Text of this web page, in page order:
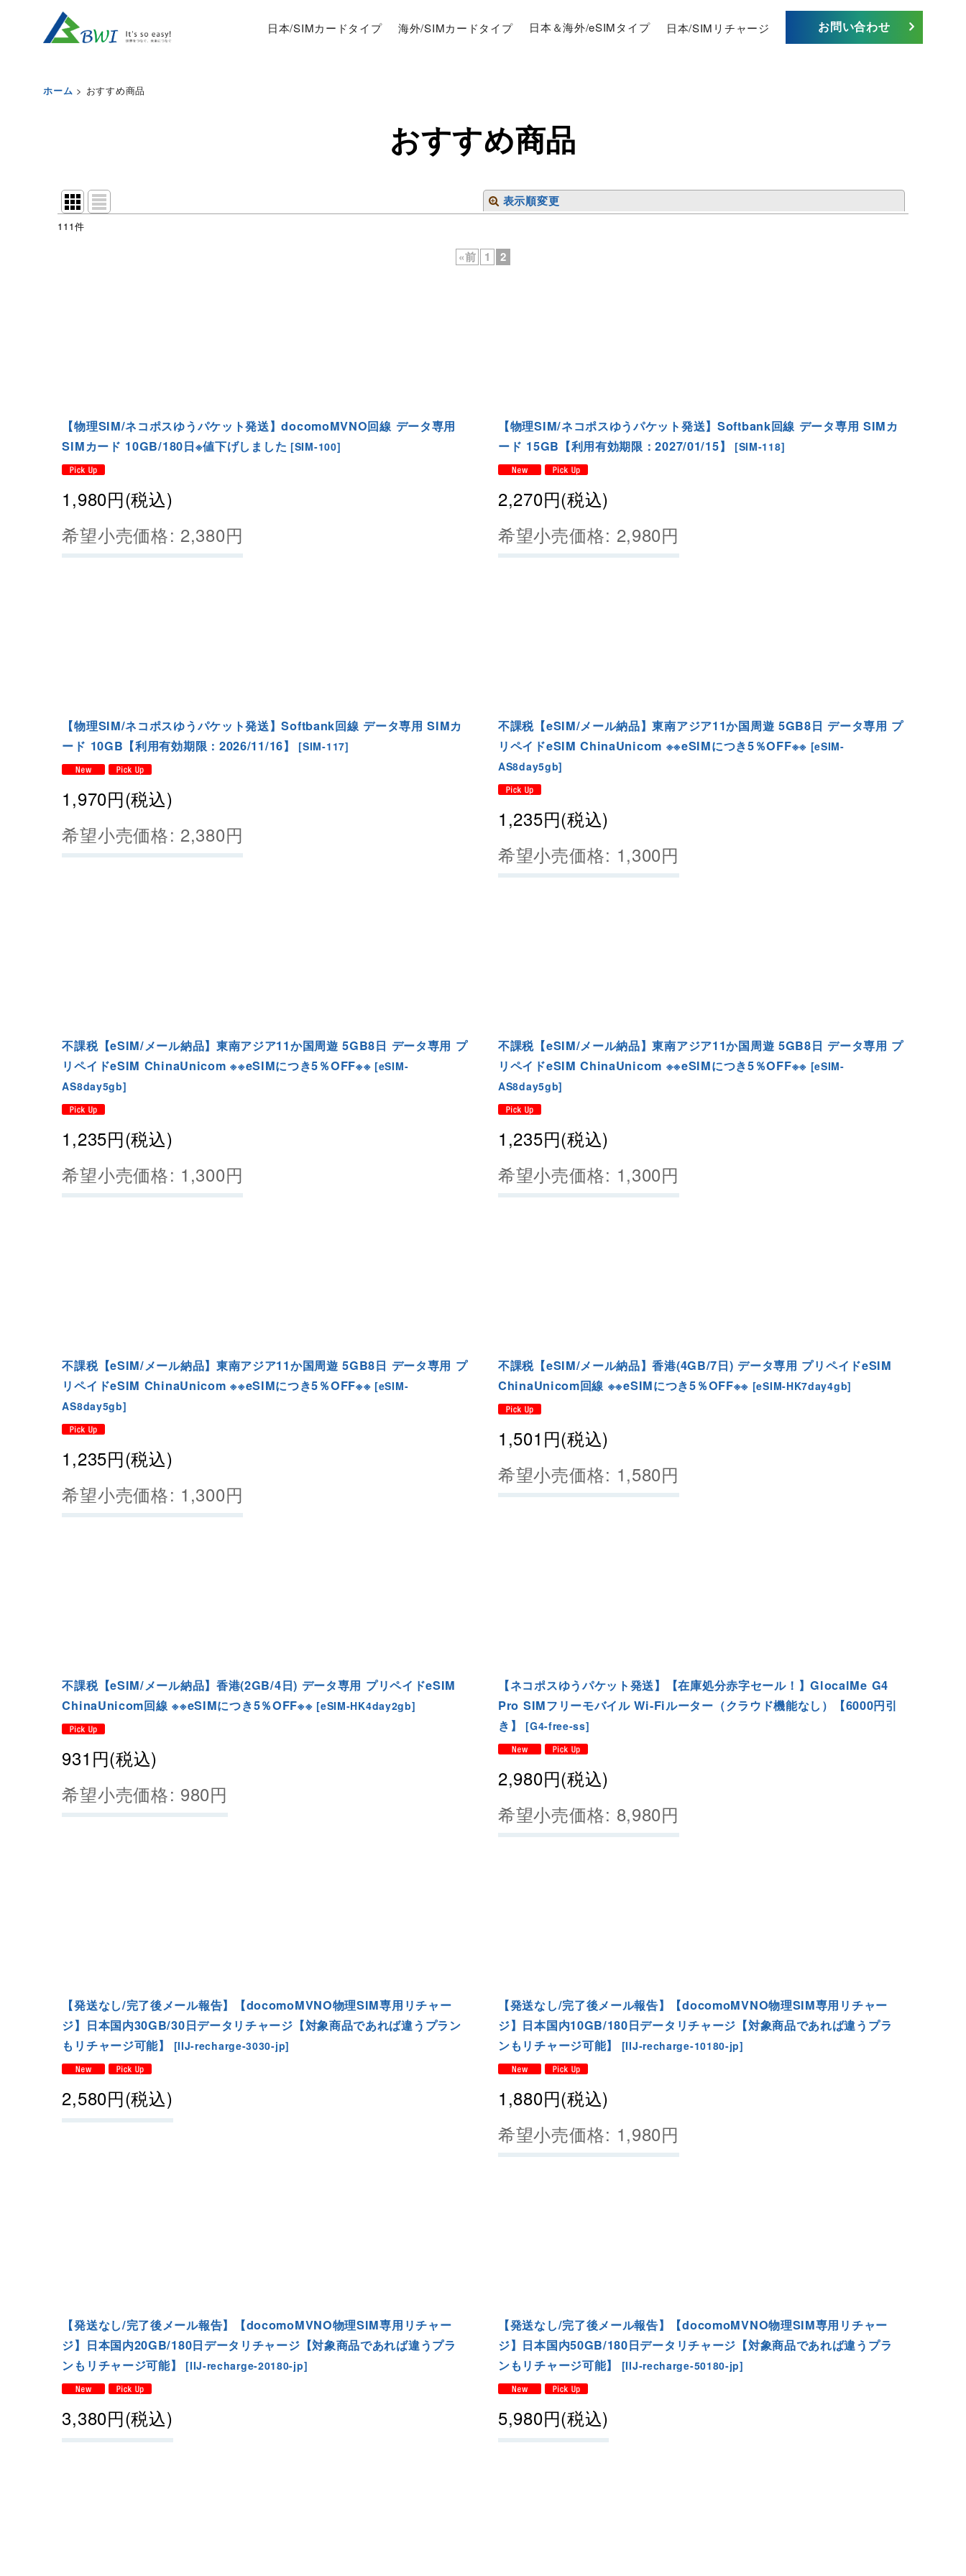
日本/SIMカードタイプ 海外/SIMカードタイプ 日本＆海外/eSIMタイプ 日本/SIMリチャージ お問い合わせ
ホーム > おすすめ商品
おすすめ商品
表示順変更
111件
«前 1 2
【物理SIM/ネコポスゆうパケット発送】docomoMVNO回線 データ専用
SIMカード 10GB/180日※値下げしました [SIM-100]
1,980円(税込)
希望小売価格: 2,380円
【物理SIM/ネコポスゆうパケット発送】Softbank回線 データ専用 SIMカ
ード 15GB【利用有効期限：2027/01/15】
[SIM-118]
2,270円(税込)
希望小売価格: 2,980円
【物理SIM/ネコポスゆうパケット発送】Softbank回線 データ専用 SIMカ
ード 10GB【利用有効期限：2026/11/16】
[SIM-117]
1,970円(税込)
希望小売価格: 2,380円
不課税【eSIM/メール納品】東南アジア11か国周遊 5GB8日 データ専用 プ
リペイドeSIM ChinaUnicom ※※eSIMにつき5％OFF※※ [eSIM-
AS8day5gb]
1,235円(税込)
希望小売価格: 1,300円
不課税【eSIM/メール納品】東南アジア11か国周遊 5GB8日 データ専用 プ
リペイドeSIM ChinaUnicom ※※eSIMにつき5％OFF※※ [eSIM-
AS8day5gb]
1,235円(税込)
希望小売価格: 1,300円
不課税【eSIM/メール納品】東南アジア11か国周遊 5GB8日 データ専用 プ
リペイドeSIM ChinaUnicom ※※eSIMにつき5％OFF※※ [eSIM-
AS8day5gb]
1,235円(税込)
希望小売価格: 1,300円
不課税【eSIM/メール納品】東南アジア11か国周遊 5GB8日 データ専用 プ
リペイドeSIM ChinaUnicom ※※eSIMにつき5％OFF※※ [eSIM-
AS8day5gb]
1,235円(税込)
希望小売価格: 1,300円
不課税【eSIM/メール納品】香港(4GB/7日) データ専用 プリペイドeSIM
ChinaUnicom回線 ※※eSIMにつき5％OFF※※ [eSIM-HK7day4gb]
1,501 円(税込)
希望小売価格: 1,580円
不課税【eSIM/メール納品】香港(2GB/4日) データ専用 プリペイドeSIM
ChinaUnicom回線 ※※eSIMにつき5％OFF※※ [eSIM-HK4day2gb]
931 円(税込)
希望小売価格: 980円
【ネコポスゆうパケット発送】【在庫処分赤字セール！】GlocalMe G4
Pro SIMフリーモバイル Wi-Fiルーター（クラウド機能なし）【6000円引
き】
[G4-free-ss]
2,980円(税込)
希望小売価格: 8,980円
【発送なし/完了後メール報告】【docomoMVNO物理SIM専用リチャー
ジ】日本国内30GB/30日データリチャージ【対象商品であれば違うプラン
もリチャージ可能】
[IIJ-recharge-3030-jp]
2,580円(税込)
【発送なし/完了後メール報告】【docomoMVNO物理SIM専用リチャー
ジ】日本国内10GB/180日データリチャージ【対象商品であれば違うプラ
ンもリチャージ可能】
[IIJ-recharge-10180-jp]
1,880円(税込)
希望小売価格: 1,980円
【発送なし/完了後メール報告】【docomoMVNO物理SIM専用リチャー
ジ】日本国内20GB/180日データリチャージ【対象商品であれば違うプラ
ンもリチャージ可能】
[IIJ-recharge-20180-jp]
3,380円(税込)
【発送なし/完了後メール報告】【docomoMVNO物理SIM専用リチャー
ジ】日本国内50GB/180日データリチャージ【対象商品であれば違うプラ
ンもリチャージ可能】
[IIJ-recharge-50180-jp]
5,980円(税込)